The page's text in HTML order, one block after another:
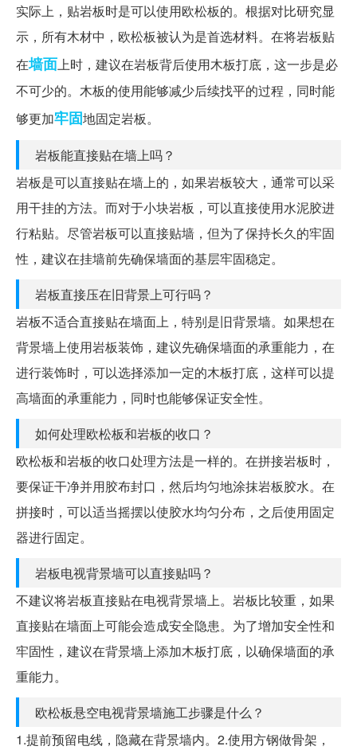
实际上，贴岩板时是可以使用欧松板的。根据对比研究显
示，所有木材中，欧松板被认为是首选材料。在将岩板贴
在墙面上时，建议在岩板背后使用木板打底，这一步是必
不可少的。木板的使用能够减少后续找平的过程，同时能
够更加牢固地固定岩板。
岩板能直接贴在墙上吗？
岩板是可以直接贴在墙上的，如果岩板较大，通常可以采
用干挂的方法。而对于小块岩板，可以直接使用水泥胶进
行粘贴。尽管岩板可以直接贴墙，但为了保持长久的牢固
性，建议在挂墙前先确保墙面的基层牢固稳定。
岩板直接压在旧背景上可行吗？
岩板不适合直接贴在墙面上，特别是旧背景墙。如果想在
背景墙上使用岩板装饰，建议先确保墙面的承重能力，在
进行装饰时，可以选择添加一定的木板打底，这样可以提
高墙面的承重能力，同时也能够保证安全性。
如何处理欧松板和岩板的收口？
欧松板和岩板的收口处理方法是一样的。在拼接岩板时，
要保证干净并用胶布封口，然后均匀地涂抹岩板胶水。在
拼接时，可以适当摇摆以使胶水均匀分布，之后使用固定
器进行固定。
岩板电视背景墙可以直接贴吗？
不建议将岩板直接贴在电视背景墙上。岩板比较重，如果
直接贴在墙面上可能会造成安全隐患。为了增加安全性和
牢固性，建议在背景墙上添加木板打底，以确保墙面的承
重能力。
欧松板悬空电视背景墙施工步骤是什么？
1.提前预留电线，隐藏在背景墙内。2.使用方钢做骨架，